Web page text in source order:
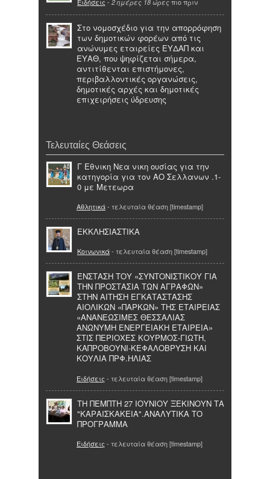
2 ημέρες 18 ώρες
Στο νομοσχέδιο για την απορρόφηση
των δημοτικών φορέων από τις
ανώνυμες εταιρείες ΕΥΔΑΠ και
ΕΥΑΘ, που ψηφίζεται σήμερα,
αντιτίθενται επιστήμονες,
περιβαλλοντικές οργανώσεις,
δημοτικές αρχές και δημοτικές
επιχειρήσεις ύδρευσης
Τελευταίες Θεάσεις
Γ Εθνικη Νεα νικη ουσίας για την
κατηγορία για τον ΑΟ Σελλανων .1-
0 με Μετεωρα
Αθλητικά- τελευταία θέαση [timestamp]
ΕΚΚΛΗΣΙΑΣΤΙΚΑ
Κοινωνικά- τελευταία θέαση [timestamp]
ΈΝΣΤΑΣΗ ΤΟΥ «ΣΥΝΤΟΝΙΣΤΙΚΟΥ ΓΙΑ
ΤΗΝ ΠΡΟΣΤΑΣΙΑ ΤΩΝ ΑΓΡΑΦΩΝ»
ΣΤΗΝ ΑΙΤΗΣΗ ΕΓΚΑΤΑΣΤΑΣΗΣ
ΑΙΟΛΙΚΩΝ «ΠΑΡΚΩΝ» ΤΗΣ ΕΤΑΙΡΕΙΑΣ
«ΑΝΑΝΕΩΣΙΜΕΣ ΘΕΣΣΑΛΙΑΣ
ΑΝΩΝΥΜΗ ΕΝΕΡΓΕΙΑΚΗ ΕΤΑΙΡΕΙΑ»
ΣΤΙΣ ΠΕΡΙΟΧΕΣ ΚΟΥΡΜΟΣ-ΓΙΩΤΗ,
ΚΑΠΡΟΒΟΥΝΙ-ΚΕΦΑΛΟΒΡΥΣΗ ΚΑΙ
ΚΟΥΛΙΑ ΠΡΦ.ΗΛΙΑΣ
Ειδήσεις - τελευταία θέαση [timestamp]
ΤΗ ΠΕΜΠΤΗ 27 ΙΟΥΝΙΟΥ ΞΕΚΙΝΟΥΝ ΤΑ
"ΚΑΡΑΙΣΚΑΚΕΙΑ".ΑΝΑΛΥΤΙΚΑ ΤΟ
ΠΡΟΓΡΑΜΜΑ
Ειδήσεις - τελευταία θέαση [timestamp]